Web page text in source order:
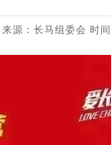
来源：长马组委会 时